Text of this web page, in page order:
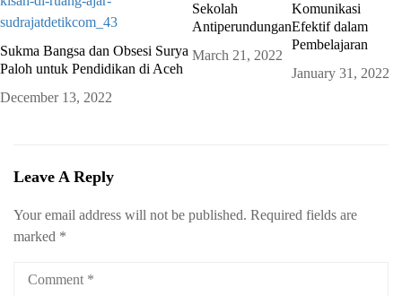
Sukma Bangsa dan Obsesi Surya
Paloh untuk Pendidikan di Aceh
December 13, 2022
Sekolah
Antiperundungan
March 21, 2022
Komunikasi
Efektif dalam
Pembelajaran
January 31, 2022
Leave A Reply
Your email address will not be published. Required fields are
marked *